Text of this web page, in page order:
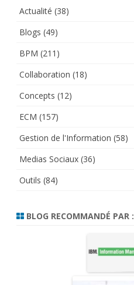
Actualité (38)
Blogs (49)
BPM (211)
Collaboration (18)
Concepts (12)
ECM (157)
Gestion de l'Information (58)
Medias Sociaux (36)
Outils (84)
BLOG RECOMMANDÉ PAR :